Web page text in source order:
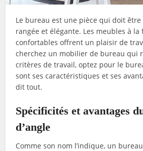
Le bureau est une pièce qui doit être
rangée et élégante. Les meubles à
confortables offrent un plaisir de
cherchez un mobilier de bureau qui
critères de travail, optez pour le
sont ses caractéristiques et ses
dit tout.
Spécificités et avantages
d’angle
Comme son nom l’indique, un